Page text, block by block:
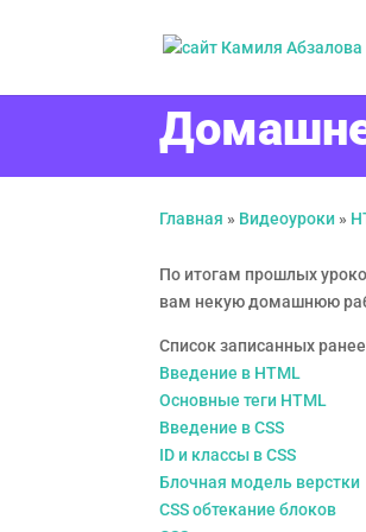
Главная » Видеоуроки »
По итогам прошлых
вам некую домашнюю
Список записанных
Введение в HTML
Основные теги HTML
Введение в CSS
ID и классы в CSS
Блочная модель верстки
CSS обтекание блоков